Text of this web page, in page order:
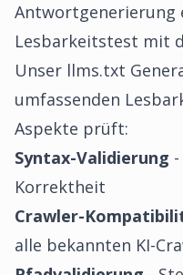
Antwortgenerierung
Lesbarkeitstest mit
Unser llms.txt
umfassenden
Aspekte prüft:
Syntax-Validierung
Korrektheit
Crawler-
alle bekannten KI-